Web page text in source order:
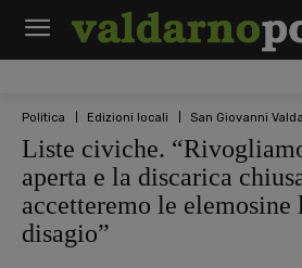
Politica Edizioni locali San Giovanni
Liste civiche.
aperta e la discarica
accetteremo le elemosine
disagio”